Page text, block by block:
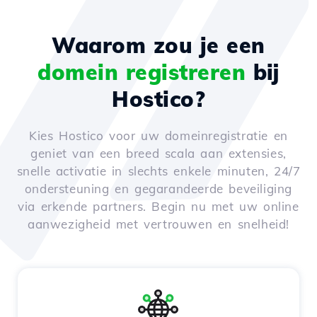
Waarom zou je een
domein registreren bij
Hostico?
Kies Hostico voor uw domeinregistratie en
geniet van een breed scala aan extensies,
snelle activatie in slechts enkele minuten, 24/7
ondersteuning en gegarandeerde beveiliging
via erkende partners. Begin nu met uw online
aanwezigheid met vertrouwen en snelheid!